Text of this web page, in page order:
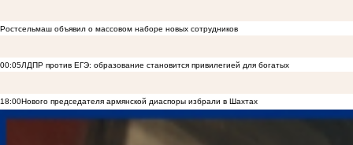
Ростсельмаш объявил о массовом наборе новых сотрудников
00:05ЛДПР против ЕГЭ: образование становится привилегией для богатых
18:00Нового председателя армянской диаспоры избрали в Шахтах